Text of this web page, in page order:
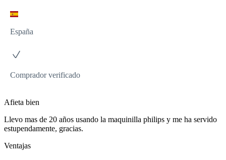
España
Comprador verificado
Afieta bien
Llevo mas de 20 años usando la maquinilla philips y me ha servido
estupendamente, gracias.
Ventajas